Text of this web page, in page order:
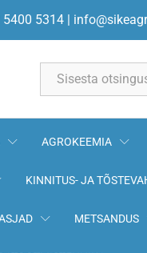
5400 5314 |
AGROKEEMIA
KINNITUS- JA
METSANDUS